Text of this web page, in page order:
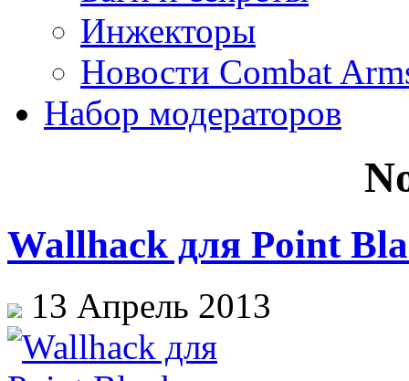
Инжекторы
Новости Combat
Набор модераторов
Wallhack для Point
13 Апрель 2013